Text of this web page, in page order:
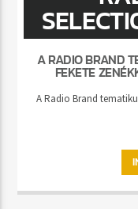
A RADIO BRAND
FEKETE
A Radio Brand